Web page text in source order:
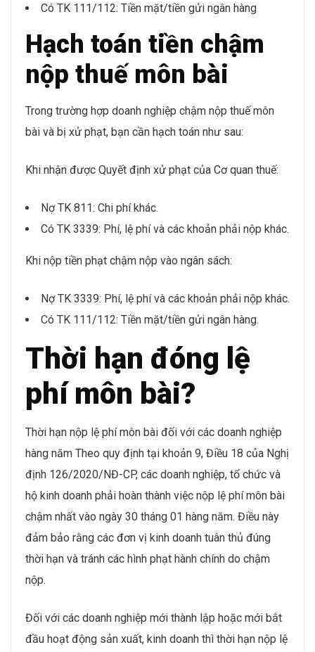
Có TK 111/112: Tiền mặt/tiền gửi ngân hàng
Hạch toán tiền chậm
nộp thuế môn bài
Trong trường hợp doanh nghiệp chậm nộp thuế môn
bài và bị xử phạt, bạn cần hạch toán như sau:
Khi nhận được Quyết định xử phạt của Cơ quan thuế:
Nợ TK 811: Chi phí khác.
Có TK 3339: Phí, lệ phí và các khoản phải nộp khác.
Khi nộp tiền phạt chậm nộp vào ngân sách:
Nợ TK 3339: Phí, lệ phí và các khoản phải nộp khác.
Có TK 111/112: Tiền mặt/tiền gửi ngân hàng.
Thời hạn đóng lệ
phí môn bài?
Thời hạn nộp lệ phí môn bài đối với các doanh nghiệp
hàng năm Theo quy định tại khoản 9, Điều 18 của Nghị
định 126/2020/NĐ-CP, các doanh nghiệp, tổ chức và
hộ kinh doanh phải hoàn thành việc nộp lệ phí môn bài
chậm nhất vào ngày 30 tháng 01 hàng năm. Điều này
đảm bảo rằng các đơn vị kinh doanh tuân thủ đúng
thời hạn và tránh các hình phạt hành chính do chậm
nộp.
Đối với các doanh nghiệp mới thành lập hoặc mới bắt
đầu hoạt động sản xuất, kinh doanh thì thời hạn nộp lệ